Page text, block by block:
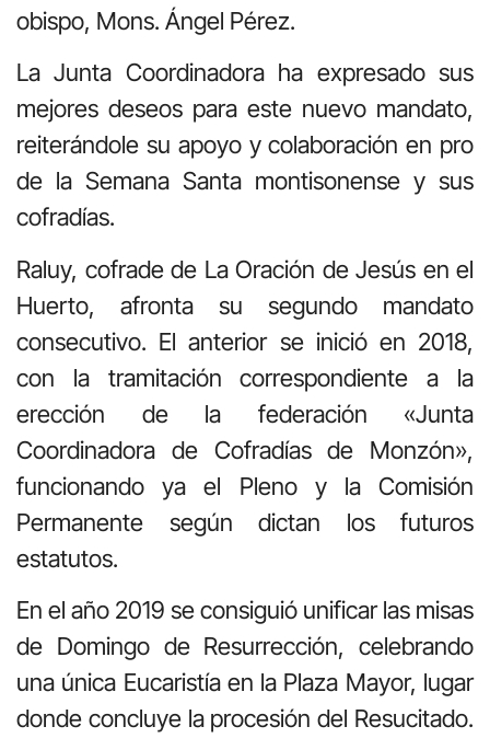
obispo, Mons. Ángel Pérez.
La Junta Coordinadora ha expresado sus
mejores deseos para este nuevo mandato,
reiterándole su apoyo y colaboración en pro
de la Semana Santa montisonense y sus
cofradías.
Raluy, cofrade de La Oración de Jesús en el
Huerto, afronta su segundo mandato
consecutivo. El anterior se inició en 2018,
con la tramitación correspondiente a la
erección de la federación «Junta
Coordinadora de Cofradías de Monzón»,
funcionando ya el Pleno y la Comisión
Permanente según dictan los futuros
estatutos.
En el año 2019 se consiguió unificar las misas
de Domingo de Resurrección, celebrando
una única Eucaristía en la Plaza Mayor, lugar
donde concluye la procesión del Resucitado.